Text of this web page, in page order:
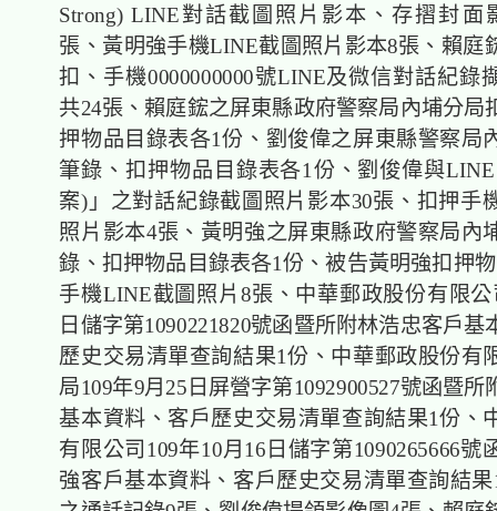
Strong) LINE對話截圖照片影本、存摺封面
張、黃明強手機LINE截圖照片影本8張、賴庭
扣、手機0000000000號LINE及微信對話紀錄
共24張、賴庭鋐之屏東縣政府警察局內埔分局
押物品目錄表各1份、劉俊偉之屏東縣警察局
筆錄、扣押物品目錄表各1份、劉俊偉與
案)」之對話紀錄截圖照片影本30張、扣押手
照片影本4張、黃明強之屏東縣政府警察局內
錄、扣押物品目錄表各1份、被告黃明強扣押
手機LINE截圖照片8張、中華郵政股份有限公
日儲字第1090221820號函暨所附林浩忠客戶基
歷史交易清單查詢結果1份、中華郵政股份有
局109年9月25日屏營字第1092900527號函暨所
基本資料、客戶歷史交易清單查詢結果1份、
有限公司109年10月16日儲字第1090265666號
強客戶基本資料、客戶歷史交易清單查詢結